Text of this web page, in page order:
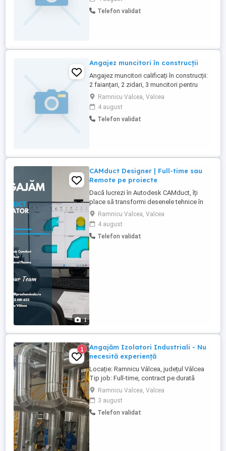
Telefon validat
Angajez muncitori în construcții
Angajez muncitori calificați în construcții:
2 faianțari, 2 zidari, 3 muncitori pentru
placări polistiren. Contract de muncă.
Locul de muncă se desfășoară în
Râmnicu Vâlcea.
Ramnicu Valcea, Valcea
4 august
Telefon validat
1
CAMduct Designer | Full-time sau
Remote pe proiecte
Dacă lucrezi în Autodesk CAMduct, îți
place să transformi desenele tehnice în
piese reale și vrei să faci parte din
proiecte industriale complexe, te
așteptăm în echipa noastră. Locație:
Râmnicu Vâlcea Program: Full-time la
Ramnicu Valcea, Valcea
4 august
Telefon validat
1
Angajăm Izolatori Industriali - Nu
necesită experiență
Locație: Ramnicu Vâlcea, județul Vâlcea
Tip job: Full-time, contract pe durată
nedeterminată Nivel experiență: Nu este
necesară experiența anterioară Căutăm:
Tineri serioși, responsabili și motivați să
învețe o meserie de viitor în domeniul
Ramnicu Valcea, Valcea
3 august
Telefon validat